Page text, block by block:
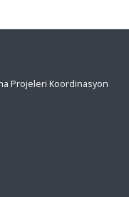
Projeleri Koordinasyon